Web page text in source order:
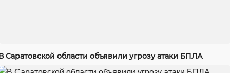
Саратовской области объявили угрозу атаки БПЛА